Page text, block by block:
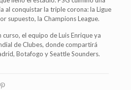
al conquistar la triple corona: la Ligue
supuesto, la Champions League.
el equipo de Luis Enrique ya
de Clubes, donde compartirá
Botafogo y Seattle Sounders.